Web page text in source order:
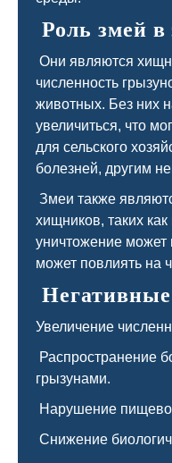
Роль змей в
Они являются
численность
животных. Без них
увеличиться, что
для сельского
болезней, другим
Змеи также
хищников, таких
уничтожение
может повлиять на
Негативные
Увеличение
Распространение
грызунами.
Нарушение
Снижение